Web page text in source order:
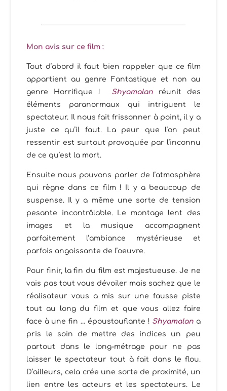
Mon avis sur ce film :
Tout d’abord il faut bien rappeler que ce film
appartient au genre Fantastique et non au
genre Horrifique ! Shyamalanréunit des
éléments paranormaux qui intriguent le
spectateur. Il nous fait frissonner à point, il y a
juste ce qu’il faut. La peur que l’on peut
ressentir est surtout provoquée par l’inconnu
de ce qu’est la mort.
Ensuite nous pouvons parler de l’atmosphère
qui règne dans ce film ! Il y a beaucoup de
suspense. Il y a même une sorte de tension
pesante incontrôlable. Le montage lent des
images et la musique accompagnent
parfaitement l’ambiance mystérieuse et
parfois angoissante de l’oeuvre.
Pour finir, la fin du film est majestueuse. Je ne
vais pas tout vous dévoiler mais sachez que le
réalisateur vous a mis sur une fausse piste
tout au long du film et que vous allez faire
face à une fin … époustouflante ! Shyamalan a
pris le soin de mettre des indices un peu
partout dans le long-métrage pour ne pas
laisser le spectateur tout à fait dans le flou.
D’ailleurs, cela crée une sorte de proximité, un
lien entre les acteurs et les spectateurs. Le